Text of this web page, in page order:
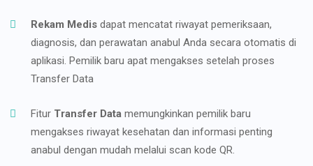
Rekam Medis dapat mencatat riwayat pemeriksaan,
diagnosis, dan perawatan anabul Anda secara otomatis di
aplikasi. Pemilik baru apat mengakses setelah proses
Transfer Data
Fitur Transfer Data memungkinkan pemilik baru
mengakses riwayat kesehatan dan informasi penting
anabul dengan mudah melalui scan kode QR.